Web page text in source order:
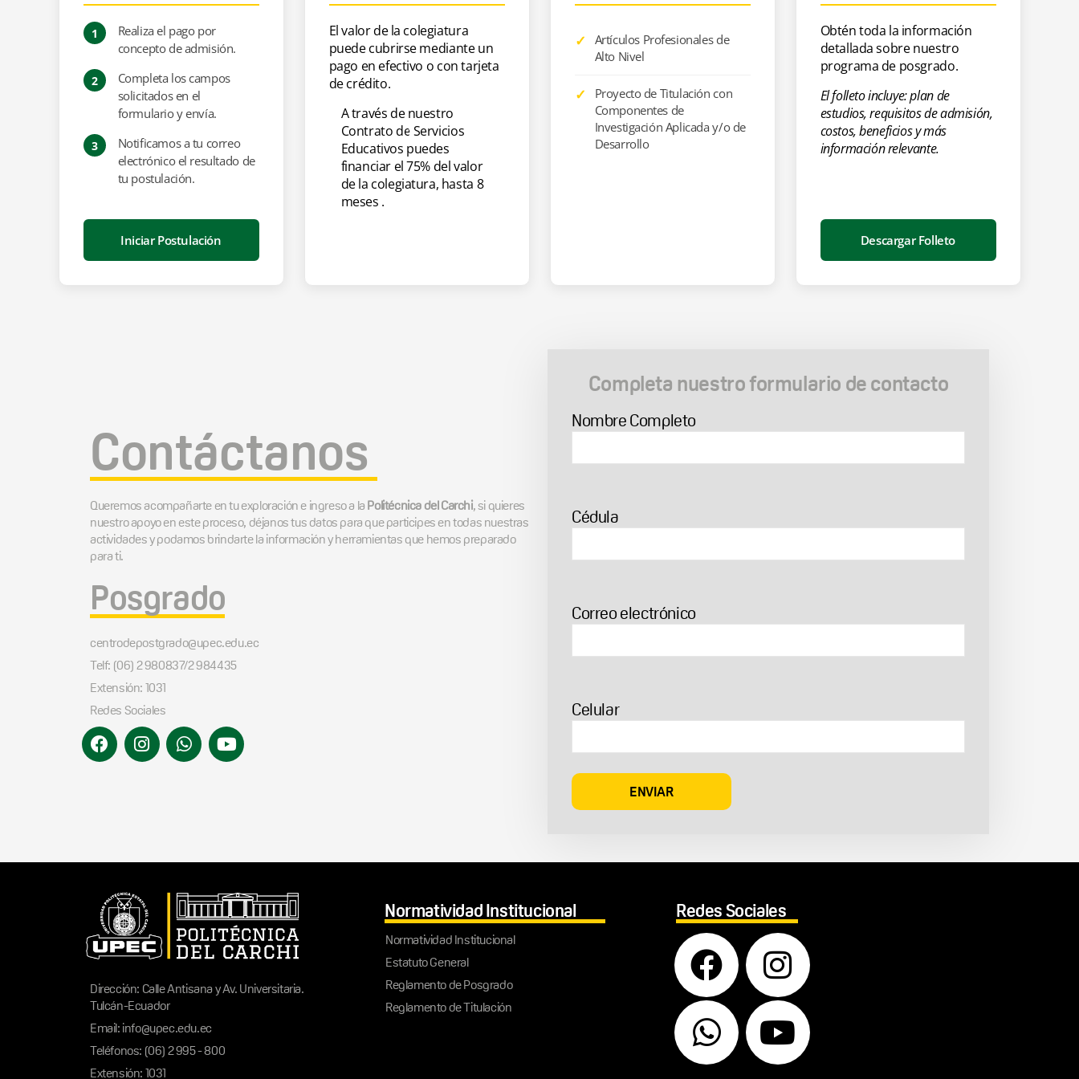
TÍTULO A OBTENER
Magíster en Derecho Procesal y
Litigación Oral
MIÉ VIE 18:00 - 21:00
1
Realiza el pago por
concepto de admisión.
2
Completa los campos
solicitados en el
formulario y envía.
3
Notificamos a tu correo
electrónico el resultado de
tu postulación.
Iniciar Postulación
El valor de la colegiatura
puede cubrirse mediante un
pago en efectivo o con tarjeta
de crédito.
A través de nuestro
Contrato de Servicios
Educativos puedes
financiar el 75% del valor
de la colegiatura, hasta 8
meses .
Artículos Profesionales de
Alto Nivel
Proyecto de Titulación con
Componentes de
Investigación Aplicada y/o de
Desarrollo
Obtén toda la información
detallada sobre nuestro
programa de posgrado.
El folleto incluye: plan de
estudios, requisitos de admisión,
costos, beneficios y más
información relevante.
Descargar Folleto
Contáctanos
Queremos acompañarte en tu exploración e ingreso a laPolitécnica del Carchi, si quieres
nuestro apoyo en este proceso, déjanos tus datos para que participes en todas nuestras
actividades y podamos brindarte la información y herramientas que hemos preparado
para ti.
Posgrado
centrodepostgrado@upec.edu.ec
Telf: (06) 2 980837/2 984435
Extensión: 1031
Redes Sociales
Completa nuestro formulario de contacto
Nombre Completo
Cédula
Correo electrónico
Celular
Dirección: Calle Antisana y Av. Universitaria.
Tulcán-Ecuador
Email: info@upec.edu.ec
Teléfonos: (06) 2 995 - 800
Extensión: 1031
Normatividad Institucional
Normatividad Institucional
Estatuto General
Reglamento de Posgrado
Reglamento de Titulación
Redes Sociales